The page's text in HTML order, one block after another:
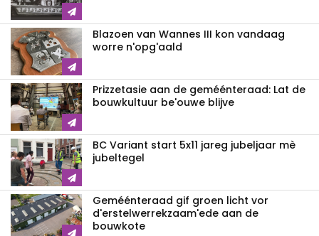
Blazoen van Wannes III kon vandaag
worre n'opg'aald
Prizzetasie aan de geméénteraad: Lat de
bouwkultuur be'ouwe blijve
BC Variant start 5x11 jareg jubeljaar mè
jubeltegel
Geméénteraad gif groen licht vor
d'erstelwerrekzaam'ede aan de
bouwkote